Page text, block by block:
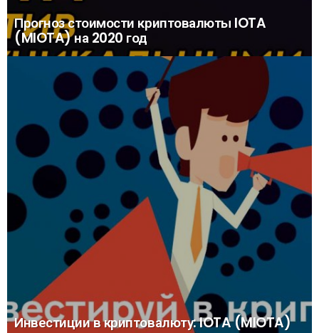
Прогноз стоимости криптовалюты IOTA
(MIOTA) на 2020 год
Инвестиции в криптовалюту: IOTA (MIOTA)